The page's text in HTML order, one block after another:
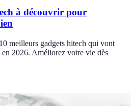
à découvrir pour
meilleurs gadgets hitech qui vont
2026. Améliorez votre vie dès